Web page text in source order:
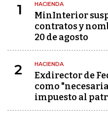
1 HACIENDA
MinInterior
contratos y
20 de agosto
2 HACIENDA
Exdirector de
como
impuesto al